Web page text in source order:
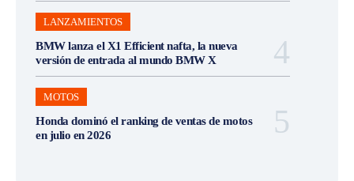
LANZAMIENTOS
BMW lanza el X1 Efficient nafta, la nueva
versión de entrada al mundo BMW X
MOTOS
Honda dominó el ranking de ventas de motos
en julio en 2026